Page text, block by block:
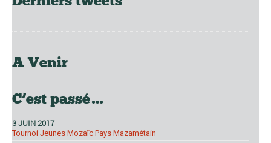
A Venir
C’est passé…
3 JUIN 2017
Tournoi Jeunes Mozaïc Pays Mazamétain